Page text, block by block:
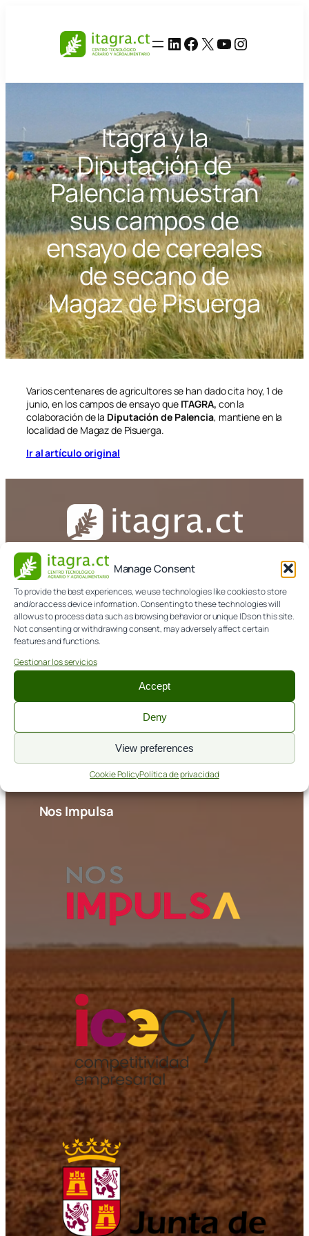
Manage Consent
To provide the best experiences, we use technologies like cookies to store
and/or access device information. Consenting to these technologies will
allow us to process data such as browsing behavior or unique IDs on this site.
Not consenting or withdrawing consent, may adversely affect certain
features and functions.
Gestionar los servicios
Accept
Deny
View preferences
Cookie PolicyPolítica de privacidad
LinkedIn
Facebook
X YouTube
Instagram
Itagra y la
Diputación de
Palencia muestran
sus campos de
ensayo de cereales
de secano de
Magaz de Pisuerga
Varios centenares de agricultores se han dado cita hoy, 1 de
junio, en los campos de ensayo que ITAGRA, con la
colaboración de la Diputación de Palencia, mantiene en la
localidad de Magaz de Pisuerga.
Ir al artículo original
1 de junio de 2017
CONTACTA
979 108 303
info@itagra.com
Avda. de Madrid, 44 (Palencia)
NORMATIVA
Política de cookies
Política de privacidad
Nos Impulsa